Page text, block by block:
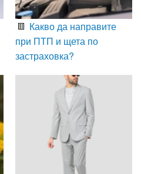
Какво да направите
при ПТП и щета по
застраховка?